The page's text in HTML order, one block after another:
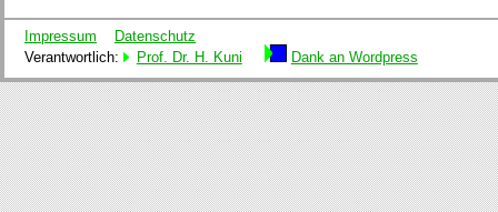
Impressum
Datenschutz
Verantwortlich:
Prof. Dr. H. Kuni Dank an Wordpress